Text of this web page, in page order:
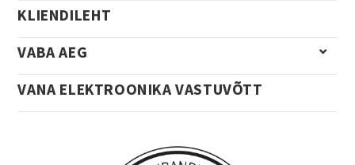
KLIENDILEHT
VABA AEG
VANA ELEKTROONIKA VASTUVÕTT